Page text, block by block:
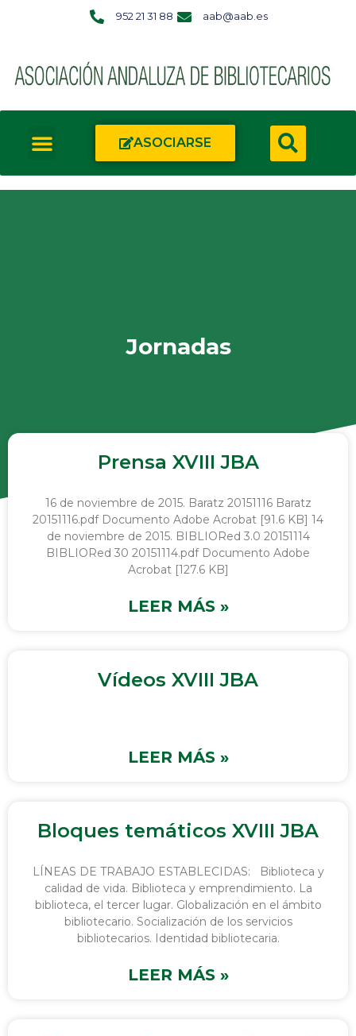
952 21 31 88 aab@aab.es
ASOCIARSE
Jornadas
Prensa XVIII JBA
16 de noviembre de 2015. Baratz 20151116 Baratz
20151116.pdf Documento Adobe Acrobat [91.6 KB] 14
de noviembre de 2015. BIBLIORed 3.0 20151114
BIBLIORed 30 20151114.pdf Documento Adobe
Acrobat [127.6 KB]
LEER MÁS »
Vídeos XVIII JBA
LEER MÁS »
Bloques temáticos XVIII JBA
LÍNEAS DE TRABAJO ESTABLECIDAS: Biblioteca y
calidad de vida. Biblioteca y emprendimiento. La
biblioteca, el tercer lugar. Globalización en el ámbito
bibliotecario. Socialización de los servicios
bibliotecarios. Identidad bibliotecaria.
LEER MÁS »